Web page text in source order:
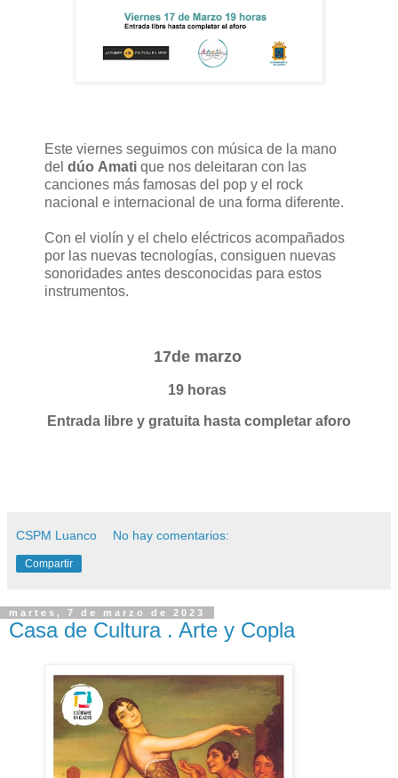
Este viernes seguimos con música de la mano
del dúo Amati que nos deleitaran con las
canciones más famosas del pop y el rock
nacional e internacional de una forma diferente.
Con el violín y el chelo eléctricos acompañados
por las nuevas tecnologías, consiguen nuevas
sonoridades antes desconocidas para estos
instrumentos.
17de marzo
19 horas
Entrada libre y gratuita hasta completar aforo
CSPM Luanco No hay comentarios:
Compartir
martes, 7 de marzo de 2023
Casa de Cultura . Arte y Copla